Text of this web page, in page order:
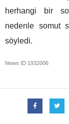
herhangi bir
nedenle somut
söyledi.
News ID 1932006